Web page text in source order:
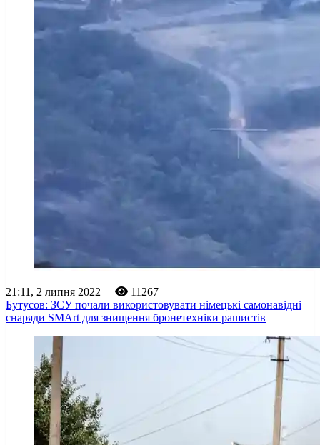
21:11, 2 липня 2022
11267
Бутусов: ЗСУ почали використовувати німецькі самонавідні
снаряди SMArt для знищення бронетехніки рашистів